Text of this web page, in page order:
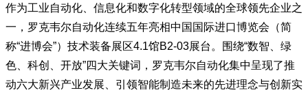
作为工业自动化、信息化和数字化转型领域的全球领先企业之
一，罗克韦尔自动化连续五年亮相中国国际进口博览会（简
称“进博会”）技术装备展区4.1馆B2-03展台。围绕“数智、绿
色、科创、开放”四大关键词，罗克韦尔自动化集中呈现了推
动六大新兴产业发展、引领智能制造未来的先进理念与创新实